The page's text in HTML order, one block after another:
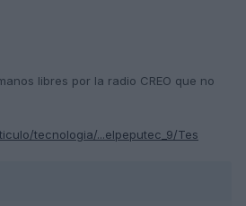
libres por la radio CREO que no
tecnologia/...elpeputec_9/Tes